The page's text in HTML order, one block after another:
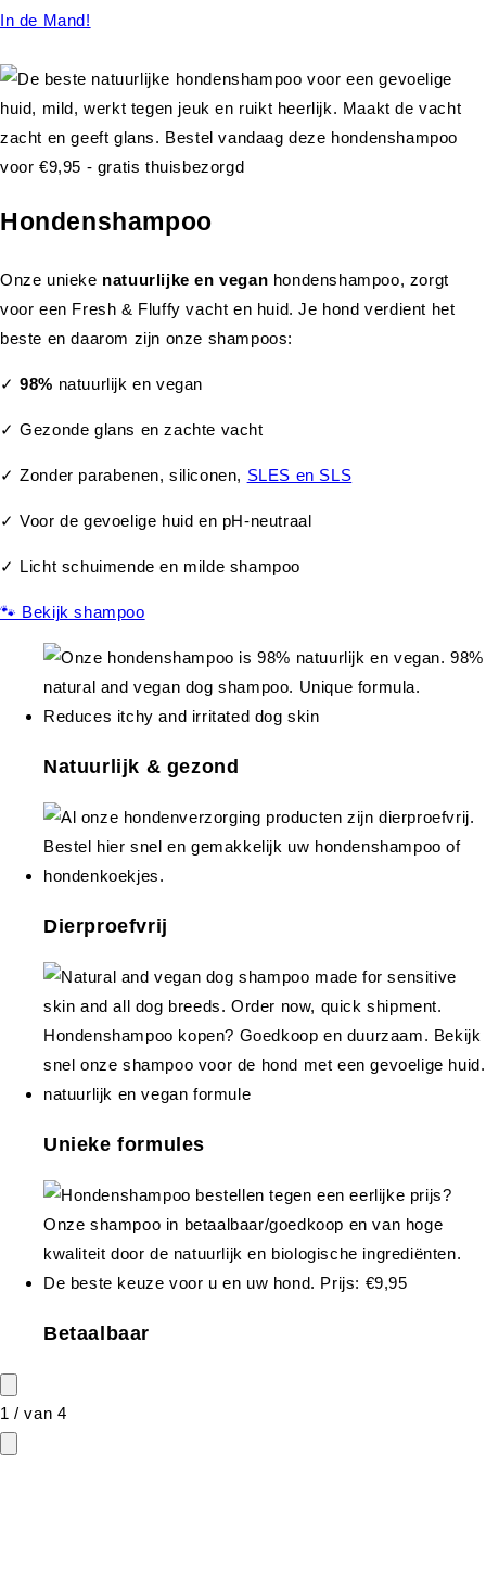
In de Mand!
Hondenshampoo
Onze unieke natuurlijke en vegan hondenshampoo, zorgt
voor een Fresh & Fluffy vacht en huid. Je hond verdient het
beste en daarom zijn onze shampoos:
✓98% natuurlijk en vegan
✓ Gezonde glans en zachte vacht
✓ Zonder parabenen, siliconen, SLES en SLS
✓ Voor de gevoelige huid en pH-neutraal
✓ Licht schuimende en milde shampoo
🐾 Bekijk shampoo
Natuurlijk & gezond
Dierproefvrij
Unieke formules
Betaalbaar
1 /van 4